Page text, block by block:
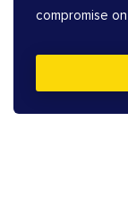
compromise